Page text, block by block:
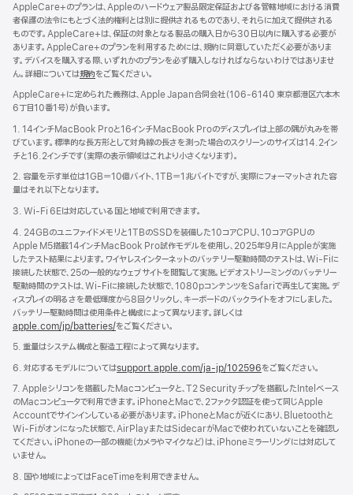
AppleCare+のプランは、Appleのハードウェア製品限定保証および各管轄地域における消費
者保護の法令にもとづく法的権利とは別に提供されるものであり、それらに加えて提供される
ものです。AppleCare+は、保証の対象となる製品の購入日から30日以内に購入する必要が
あります。AppleCare+のプランを利用するためには、規約に同意していただく必要がありま
す。デバイスを購入する際、いずれかのプランを必ず購入しなければならないわけではありませ
ん。詳細については規約（新
ウ
イ
ン
ド
ウ
開
き
ま
をご覧ください。
AppleCare+に定められた義務は、Apple Japan合同会社（106-6140 東京都港区六本木
6丁目10番1号）が負いま す 。
1. 14インチMacBook Proと16インチMacBook Proのディスプレイは上部の隅が丸みを帯
びています。標準的な長方形として対角線の長さを測った場合のスクリーンのサイズは14.2イン
チと16.2インチです（実際の表示領域はこれより小さくなります）。
2. 容量を示す単位は1GB＝10億バイト、1TB＝1兆バイトですが、実際にフォーマットされた容
量はそれ以下となります。
3. Wi-Fi 6Eは対応している国と地域で利用できます。
4. 24GBのユニファイドメモリと1TBのSSDを装備した10コアCPU、10コアGPUの
Apple M5搭載14インチMacBook Pro試作モデルを使用し、2025年9月にAppleが実施
したテスト結果によります。ワイヤレスインターネットのバッテリー駆動時間のテストは、Wi-Fiに
接続した状態で、25の一般的なウェブサイトを閲覧して実施。ビデオストリーミングのバッテリー
駆動時間のテストは、Wi-Fiに接続した状態で、1080pコンテンツをSafariで再生して実施。デ
ィスプレイの明るさを最低輝度から8回クリックし、キーボードのバックライトをオフにしました。
バッテリー駆動時間は使用条件と構成によって異なります。詳しくは
apple.com/jp/batteries/をご覧ください。
5. 重量はシステム構成と製造工程によって異なります。
6. 対応するモデルについてはsupport.apple.com/ja-jp/102596をご覧ください。
7. Appleシリコンを搭載したMacコンピュータと、T2 Securityチップを搭載したIntelベース
のMacコンピュータで利用できます。iPhoneとMacで、2ファクタ認証を使って同じApple
Accountでサインインしている必要があります。iPhoneとMacが近くにあり、Bluetoothと
Wi-Fiがオンになった状態で、AirPlayまたはSidecarがMacで使われていないことを確認し
てください。iPhoneの一部の機能（カメラやマイクなど）は、iPhoneミラーリングには対応して
いません。
8. 国や地域によってはFaceTimeを利用できません。